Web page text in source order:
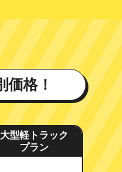
価格！
大型軽トラック
プラン